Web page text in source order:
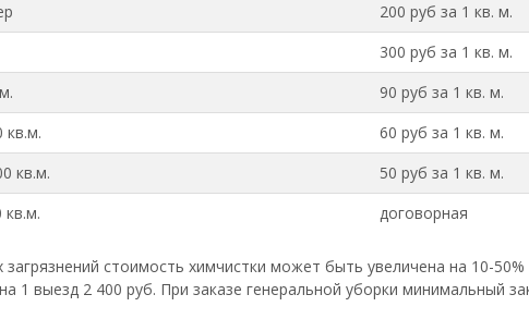
200 руб за 1 кв. м.
300 руб за 1 кв. м.
90 руб за 1 кв. м.
кв.м.
60 руб за 1 кв. м.
кв.м.
50 руб за 1 кв. м.
кв.м.
договорная
загрязнений стоимость химчистки может быть увеличена на 10-50%
1 выезд 2 400 руб. При заказе генеральной уборки минимальный